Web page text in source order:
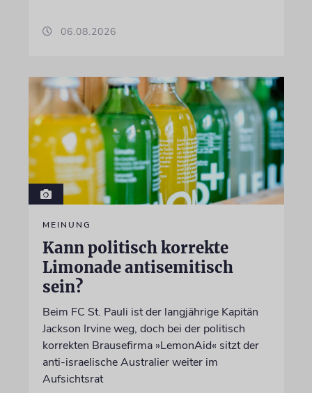
06.08.2026
MEINUNG
Kann politisch korrekte
Limonade antisemitisch
sein?
Beim FC St. Pauli ist der langjährige Kapitän
Jackson Irvine weg, doch bei der politisch
korrekten Brausefirma »LemonAid« sitzt der
anti-israelische Australier weiter im
Aufsichtsrat